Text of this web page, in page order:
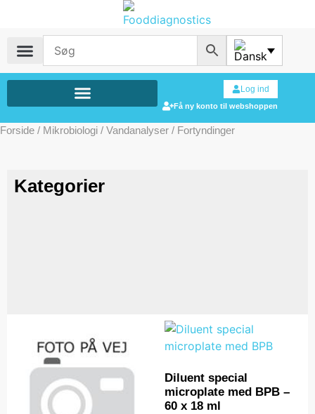
Log ind
Få ny konto til webshoppen
Forside / Mikrobiologi / Vandanalyser / Fortyndinger
Kategorier
Diluent special
microplate med BPB –
60 x 18 ml